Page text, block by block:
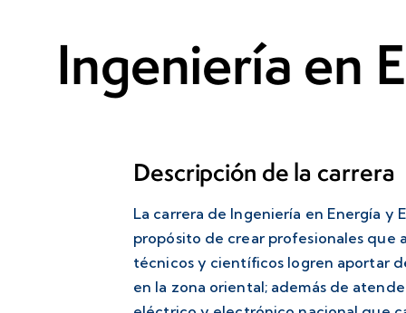
Ingeniería en
Descripción de la carrera
La carrera de Ingeniería en Energía y
propósito de crear profesionales que
técnicos y científicos logren aportar
en la zona oriental; además de